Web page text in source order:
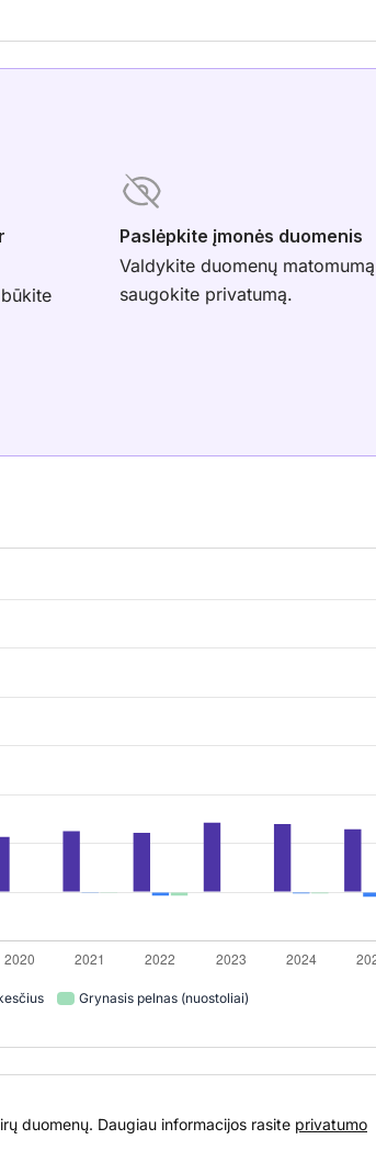
Paslėpkite įmonės duomenis
Valdykite duomenų
saugokite privatumą.
Grynasis pelnas (nuostoliai)
duomenų. Daugiau informacijos rasite privatumo